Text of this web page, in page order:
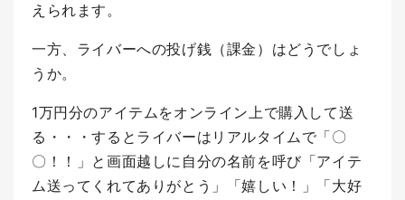
えられます。
一方、ライバーへの投げ銭（課金）はどうでしょ
うか。
1万円分のアイテムをオンライン上で購入して送
る・・・するとライバーはリアルタイムで「〇
〇！！」と画面越しに自分の名前を呼び「アイテ
ム送ってくれてありがとう」「嬉しい！」「大好